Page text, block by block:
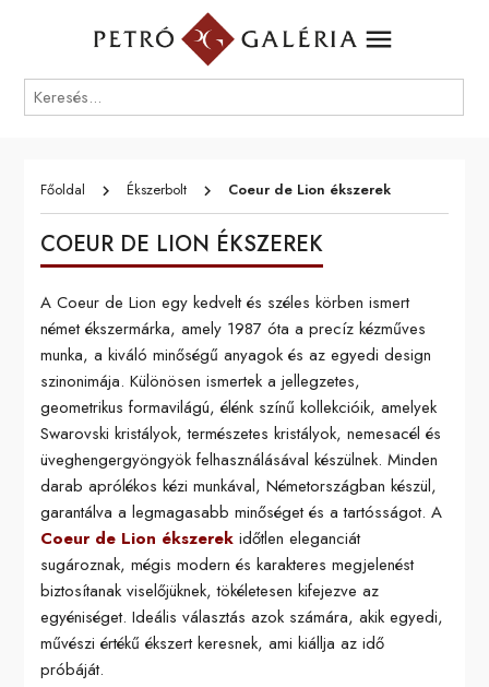
menu
Főoldal keyboard_arrow_right Ékszerbolt keyboard_arrow_right Coeur de Lion ékszerek
COEUR DE LION ÉKSZEREK
A Coeur de Lion egy kedvelt és széles körben ismert
német ékszermárka, amely 1987 óta a precíz kézműves
munka, a kiváló minőségű anyagok és az egyedi design
szinonimája. Különösen ismertek a jellegzetes,
geometrikus formavilágú, élénk színű kollekcióik, amelyek
Swarovski kristályok, természetes kristályok, nemesacél és
üveghengergyöngyök felhasználásával készülnek. Minden
darab aprólékos kézi munkával, Németországban készül,
garantálva a legmagasabb minőséget és a tartósságot. A
Coeur de Lion ékszerek időtlen eleganciát
sugároznak, mégis modern és karakteres megjelenést
biztosítanak viselőjüknek, tökéletesen kifejezve az
egyéniséget. Ideális választás azok számára, akik egyedi,
művészi értékű ékszert keresnek, ami kiállja az idő
próbáját.